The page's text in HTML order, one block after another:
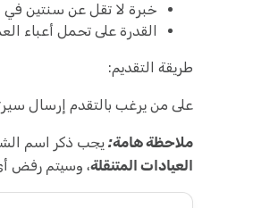
خبرة لا تقل عن سنتين
القدرة على تحمل أعباء
طريقة التقديم:
على من يرغب بالتقدم إرسال سيرته
ملاحظة هامة:يجب ذكر اسم
العيادات المتنقلة، وسيتم رفض